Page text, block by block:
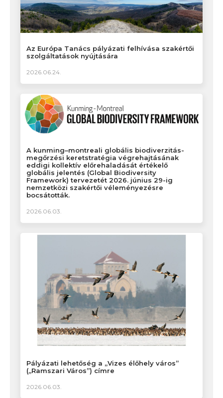
Az Európa Tanács pályázati felhívása szakértői
szolgáltatások nyújtására
2026.06.24.
A kunming–montreali globális biodiverzitás-
megőrzési keretstratégia végrehajtásának
eddigi kollektív előrehaladását értékelő
globális jelentés (Global Biodiversity
Framework) tervezetét 2026. június 29-ig
nemzetközi szakértői véleményezésre
bocsátották.
2026.06.03.
Pályázati lehetőség a „Vizes élőhely város”
(„Ramszari Város”) címre
2026.06.03.